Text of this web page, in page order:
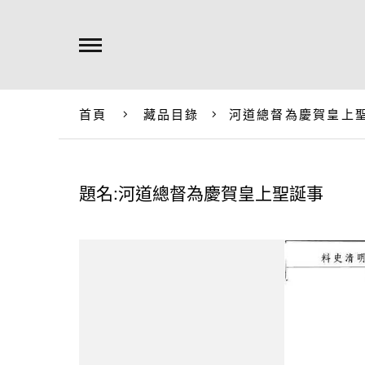
首頁 藏品目錄 河道總督為慶賀皇上
題名:河道總督為慶賀皇上聖誕事